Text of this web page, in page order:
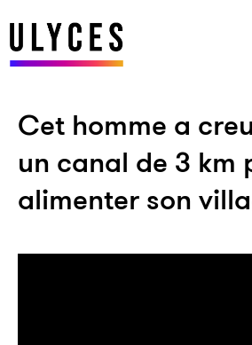
Cet homme a
un canal de 3 km
alimenter son